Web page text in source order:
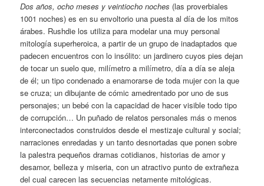
Dos años, ocho meses y veintiocho noches (las proverbiales
1001 noches) es en su envoltorio una puesta al día de los mitos
árabes. Rushdie los utiliza para modelar una muy personal
mitología superheroica, a partir de un grupo de inadaptados que
padecen encuentros con lo insólito: un jardinero cuyos pies dejan
de tocar un suelo que, milímetro a milímetro, día a día se aleja
de él; un tipo condenado a enamorarse de toda mujer con la que
se cruza; un dibujante de cómic amedrentado por uno de sus
personajes; un bebé con la capacidad de hacer visible todo tipo
de corrupción… Un puñado de relatos personales más o menos
interconectados construidos desde el mestizaje cultural y social;
narraciones enredadas y un tanto desnortadas que ponen sobre
la palestra pequeños dramas cotidianos, historias de amor y
desamor, belleza y miseria, con un atractivo punto de extrañeza
del cual carecen las secuencias netamente mitológicas.